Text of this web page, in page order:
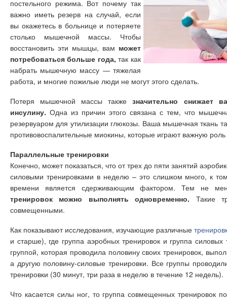
постельного режима. Вот почему так
важно иметь резерв на случай, если
вы окажетесь в больнице и потеряете
столько мышечной массы. Чтобы
восстановить эти мышцы, вам может
потребоваться больше года, так как
набрать мышечную массу — тяжелая
работа, и многие пожилые люди не могут этого сделать.
Потеря мышечной массы такжезначительно снижает
инсулину. Одна из причин этого связана с тем, что
резервуаром для утилизации глюкозы. Ваша мышечная ткань
противовоспалительные миокины, которые играют важную роль
Параллельные тренировки
Конечно, может показаться, что от трех до пяти занятий
силовыми тренировками в неделю – это слишком много, к
времени является сдерживающим фактором. Тем не
тренировок можно выполнять одновременно. Такие
совмещенными.
Как показывают исследования, изучающие различные
и старше), где группа аэробных тренировок и группа силовых
группой, которая проводила половину своих тренировок,
а другую половину-силовые тренировки. Все группы
тренировки (30 минут, три раза в неделю в течение 12 недель).
Что касается силы ног, то группа совмещенных тренировок